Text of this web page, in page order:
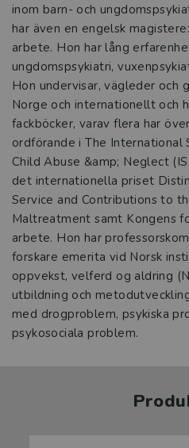
inom barn- och
har även en engelsk
arbete. Hon har lång
ungdomspsykiatri,
Hon undervisar, vägleder och
Norge och internationellt och
fackböcker, varav flera har
ordförande i The
Child Abuse &amp; Neglect
det internationella priset
Service and Contributions to
Maltreatment samt Kongens
arbete. Hon har
forskare emerita vid Norsk
oppvekst, velferd og aldring
utbildning och
med drogproblem, psykiska
psykosociala problem.